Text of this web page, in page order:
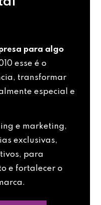
para algo
esse é o
transformar
especial e
e marketing,
exclusivas,
para
e fortalecer o